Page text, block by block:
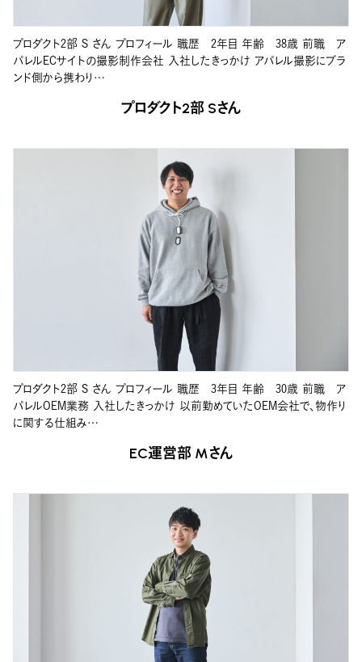
プロダクト2部 S さん プロフィール 職歴 2年目 年齢 38歳 前職 ア
パレルECサイトの撮影制作会社 入社したきっかけ アパレル撮影にブラ
ンド側から携わり…
プロダクト2部 Sさん
プロダクト2部 S さん プロフィール 職歴 3年目 年齢 30歳 前職 ア
パレルOEM業務 入社したきっかけ 以前勤めていたOEM会社で、物作り
に関する仕組み…
EC運営部 Mさん